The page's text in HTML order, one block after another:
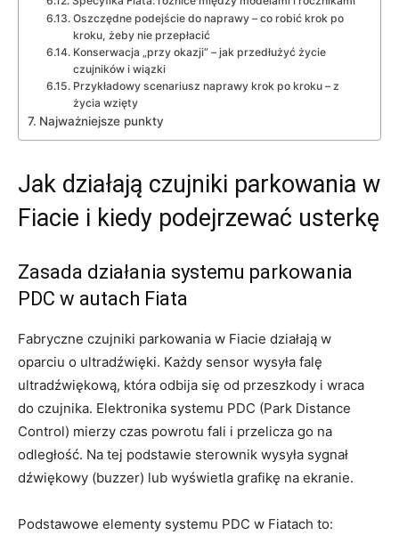
Oszczędne podejście do naprawy – co robić krok po
kroku, żeby nie przepłacić
Konserwacja „przy okazji” – jak przedłużyć życie
czujników i wiązki
Przykładowy scenariusz naprawy krok po kroku – z
życia wzięty
Najważniejsze punkty
Jak działają czujniki parkowania w
Fiacie i kiedy podejrzewać usterkę
Zasada działania systemu parkowania
PDC w autach Fiata
Fabryczne czujniki parkowania w Fiacie działają w
oparciu o ultradźwięki. Każdy sensor wysyła falę
ultradźwiękową, która odbija się od przeszkody i wraca
do czujnika. Elektronika systemu PDC (Park Distance
Control) mierzy czas powrotu fali i przelicza go na
odległość. Na tej podstawie sterownik wysyła sygnał
dźwiękowy (buzzer) lub wyświetla grafikę na ekranie.
Podstawowe elementy systemu PDC w Fiatach to: